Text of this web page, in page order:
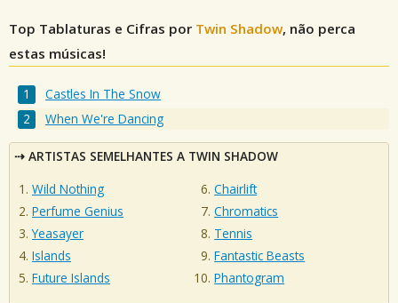
Top Tablaturas e Cifras por Twin Shadow, não perca
estas músicas!
Castles In The Snow
When We're Dancing
ARTISTAS SEMELHANTES A TWIN SHADOW
Wild Nothing
Perfume Genius
Yeasayer
Islands
Future Islands
Chairlift
Chromatics
Tennis
Fantastic Beasts
Phantogram